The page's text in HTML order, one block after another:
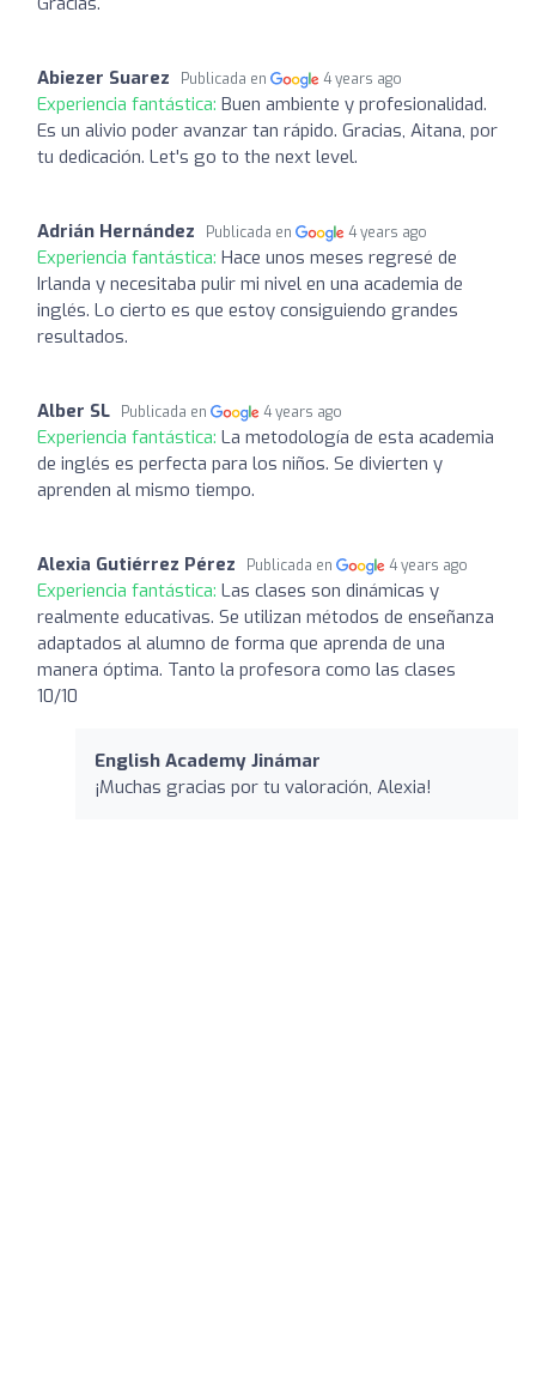
Abiezer Suarez Publicada en 4 years ago
Experiencia fantástica: Buen ambiente y profesionalidad.
Es un alivio poder avanzar tan rápido. Gracias, Aitana, por
tu dedicación. Let's go to the next level.
Adrián Hernández Publicada en 4 years ago
Experiencia fantástica: Hace unos meses regresé de
Irlanda y necesitaba pulir mi nivel en una academia de
inglés. Lo cierto es que estoy consiguiendo grandes
resultados.
Alber SL Publicada en 4 years ago
Experiencia fantástica: La metodología de esta academia
de inglés es perfecta para los niños. Se divierten y
aprenden al mismo tiempo.
Alexia Gutiérrez Pérez Publicada en 4 years ago
Experiencia fantástica: Las clases son dinámicas y
realmente educativas. Se utilizan métodos de enseñanza
adaptados al alumno de forma que aprenda de una
manera óptima. Tanto la profesora como las clases
10/10
English Academy Jinámar
¡Muchas gracias por tu valoración, Alexia!